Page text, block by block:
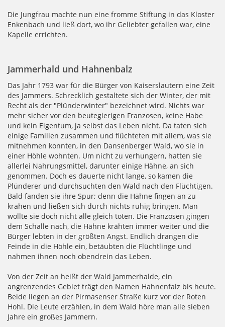
Die Jungfrau machte nun eine fromme Stiftung in das Kloster
Enkenbach und ließ dort, wo ihr Geliebter gefallen war, eine
Kapelle errichten.
Jammerhald und Hahnenbalz
Das Jahr 1793 war für die Bürger von Kaiserslautern eine Zeit
des Jammers. Schrecklich gestaltete sich der Winter, der mit
Recht als der "Plünderwinter" bezeichnet wird. Nichts war
mehr sicher vor den beutegierigen Franzosen, keine Habe
und kein Eigentum, ja selbst das Leben nicht. Da taten sich
einige Familien zusammen und flüchteten mit allem, was sie
mitnehmen konnten, in den Dansenberger Wald, wo sie in
einer Höhle wohnten. Um nicht zu verhungern, hatten sie
allerlei Nahrungsmittel, darunter einige Hähne, an sich
genommen. Doch es dauerte nicht lange, so kamen die
Plünderer und durchsuchten den Wald nach den Flüchtigen.
Bald fanden sie ihre Spur; denn die Hähne fingen an zu
krähen und ließen sich durch nichts ruhig bringen. Man
wollte sie doch nicht alle gleich töten. Die Franzosen gingen
dem Schalle nach, die Hähne krähten immer weiter und die
Bürger lebten in der größten Angst. Endlich drangen die
Feinde in die Höhle ein, betäubten die Flüchtlinge und
nahmen ihnen noch obendrein das Leben.
Von der Zeit an heißt der Wald Jammerhalde, ein
angrenzendes Gebiet trägt den Namen Hahnenfalz bis heute.
Beide liegen an der Pirmasenser Straße kurz vor der Roten
Hohl. Die Leute erzählen, in dem Wald höre man alle sieben
Jahre ein großes Jammern.